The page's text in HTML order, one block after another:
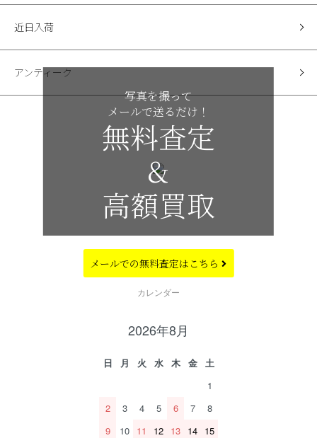
近日入荷
アンティーク
写真を撮って
メールで送るだけ！
無料査定
&
高額買取
メールでの無料査定はこちら
CALENDAR
カレンダー
2026年8月
日 月 火 水 木 金
土
1
2
3 4 5 6 7
8
9
10 11 12 13 14 15